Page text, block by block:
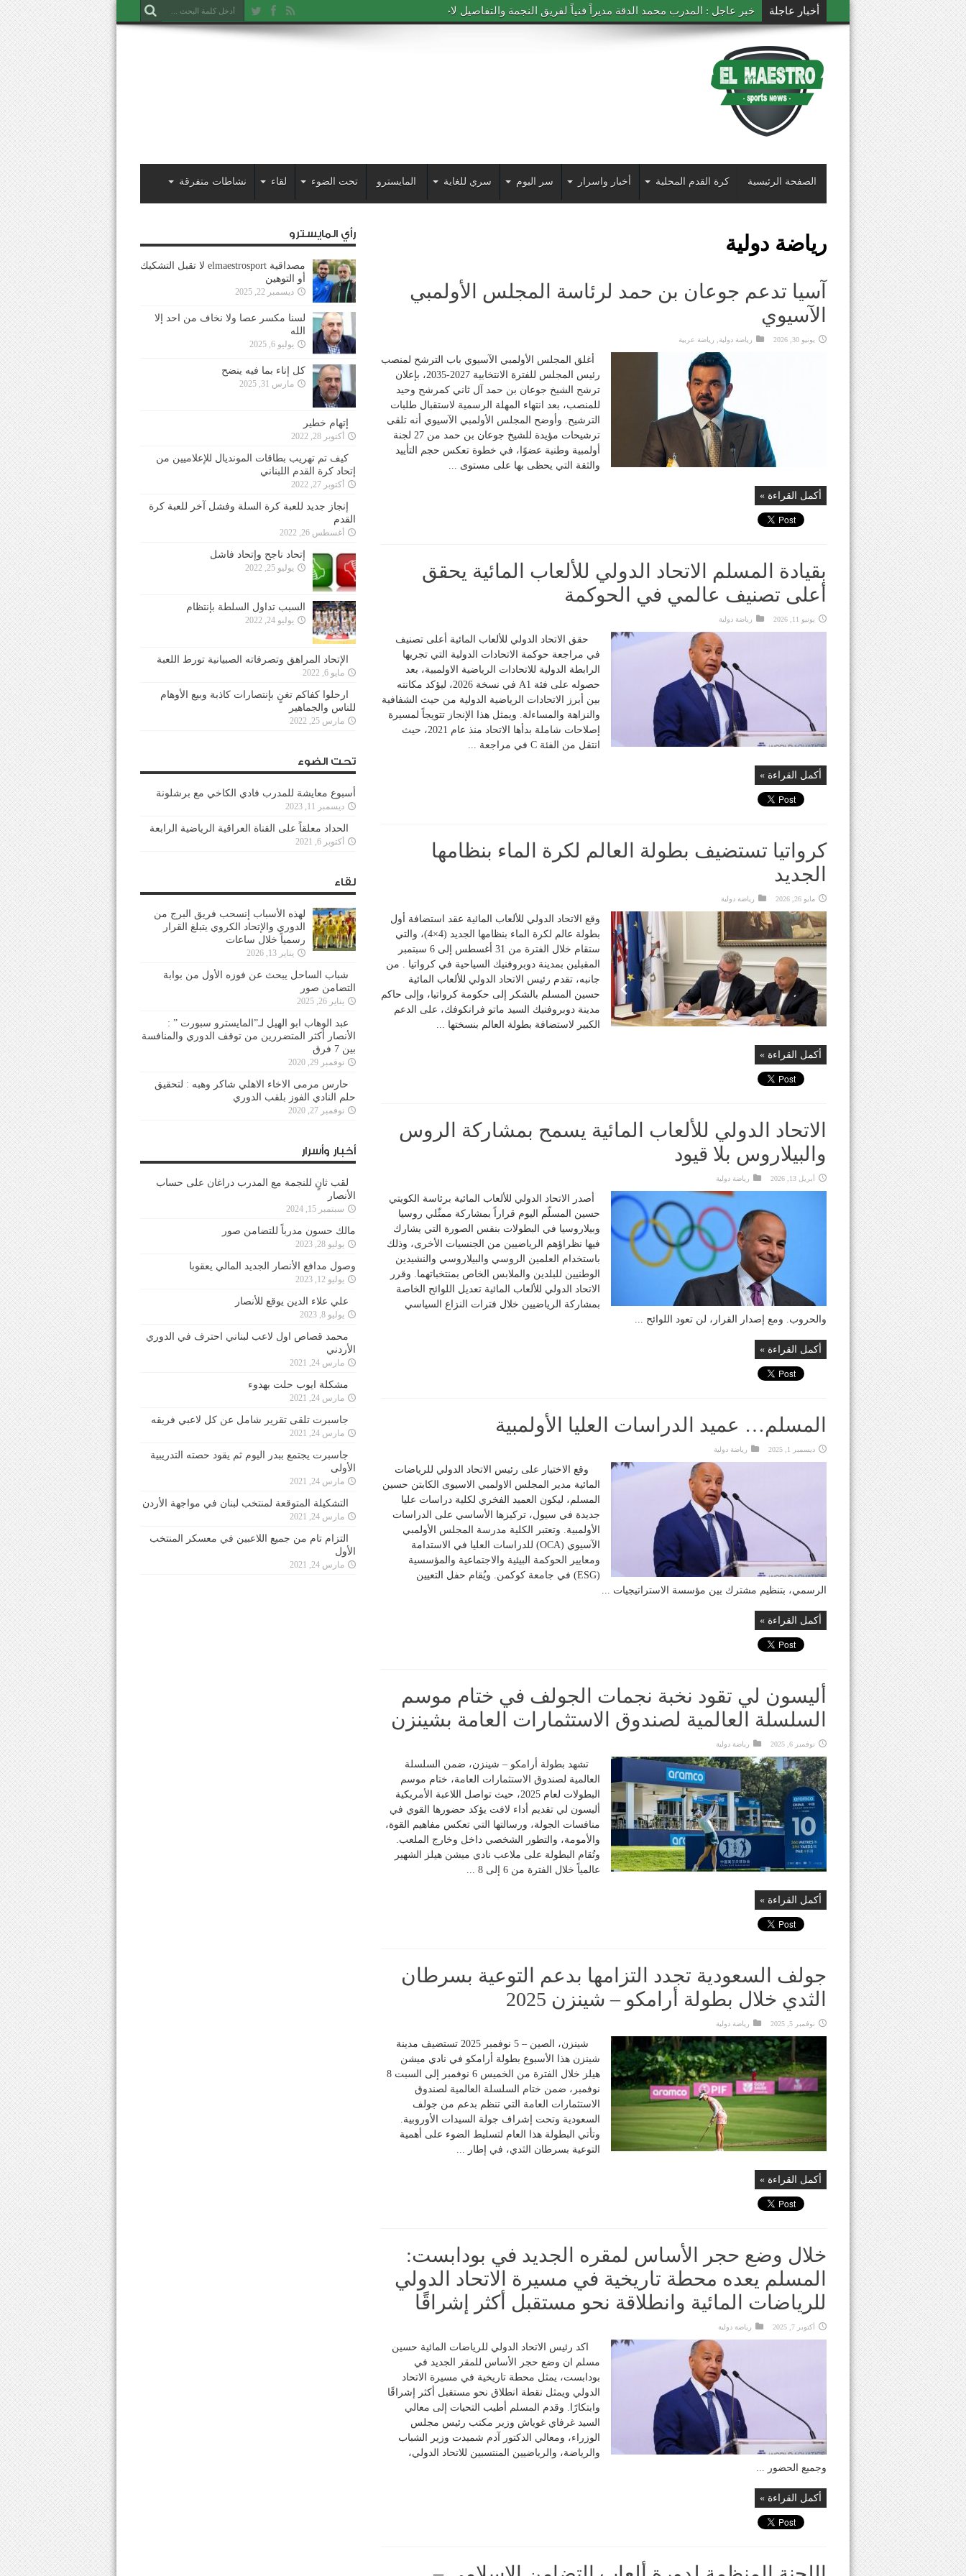
أخبار عاجلة خبر عاجل : المدرب محمد الدقة مديراً فنياً لفريق النجمة والتفاصيل لاحقاً
الصفحة الرئيسية كرة القدم المحلية أخبار واسرار سر اليوم سري للغاية المايسترو تحت الضوء لقاء نشاطات متفرقة
رياضة دولية
آسيا تدعم جوعان بن حمد لرئاسة المجلس الأولمبي
الآسيوي
يونيو 30, 2026 رياضة دولية رياضة عربية
أغلق المجلس الأولمبي الآسيوي باب الترشح لمنصب
رئيس المجلس للفترة الانتخابية 2027-2035، بإعلان
ترشح الشيخ جوعان بن حمد آل ثاني كمرشح وحيد
للمنصب، بعد انتهاء المهلة الرسمية لاستقبال طلبات
الترشيح. وأوضح المجلس الأولمبي الآسيوي أنه تلقى
ترشيحات مؤيدة للشيخ جوعان بن حمد من 27 لجنة
أولمبية وطنية عضوًا، في خطوة تعكس حجم التأييد
والثقة التي يحظى بها على مستوى ...
أكمل القراءة »
بقيادة المسلم الاتحاد الدولي للألعاب المائية يحقق
أعلى تصنيف عالمي في الحوكمة
يونيو 11, 2026 رياضة دولية
حقق الاتحاد الدولي للألعاب المائية أعلى تصنيف
في مراجعة حوكمة الاتحادات الدولية التي تجريها
الرابطة الدولية للاتحادات الرياضية الاولمبية، بعد
حصوله على فئة A1 في نسخة 2026، ليؤكد مكانته
بين أبرز الاتحادات الرياضية الدولية من حيث الشفافية
والنزاهة والمساءلة. ويمثل هذا الإنجاز تتويجاً لمسيرة
إصلاحات شاملة بدأها الاتحاد منذ عام 2021، حيث
انتقل من الفئة C في مراجعة ...
أكمل القراءة »
كرواتيا تستضيف بطولة العالم لكرة الماء بنظامها
الجديد
مايو 26, 2026 رياضة دولية
وقع الاتحاد الدولي للألعاب المائية عقد استضافة أول
بطولة عالم لكرة الماء بنظامها الجديد (4×4)، والتي
ستقام خلال الفترة من 31 أغسطس إلى 6 سبتمبر
المقبلين بمدينة دوبروفنيك السياحية في كرواتيا . من
جانبه، تقدم رئيس الاتحاد الدولي للألعاب المائية
حسين المسلم بالشكر إلى حكومة كرواتيا، وإلى حاكم
مدينة دوبروفنيك السيد ماتو فرانكوفك، على الدعم
الكبير لاستضافة بطولة العالم بنسختها ...
أكمل القراءة »
الاتحاد الدولي للألعاب المائية يسمح بمشاركة الروس
والبيلاروس بلا قيود
أبريل 13, 2026 رياضة دولية
أصدر الاتحاد الدولي للألعاب المائية برئاسة الكويتي
حسين المسلّم اليوم قراراً بمشاركة ممثّلي روسيا
وبيلاروسيا في البطولات بنفس الصورة التي يشارك
فيها نظراؤهم الرياضيين من الجنسيات الأخرى، وذلك
باستخدام العلمين الروسي والبيلاروسي والنشيدين
الوطنيين للبلدين والملابس الخاص بمنتخباتهما. وقرر
الاتحاد الدولي للألعاب المائية تعديل اللوائح الخاصة
بمشاركة الرياضيين خلال فترات النزاع السياسي
والحروب. ومع إصدار القرار، لن تعود اللوائح ...
أكمل القراءة »
المسلم… عميد الدراسات العليا الأولمبية
ديسمبر 1, 2025 رياضة دولية
وقع الاختيار على رئيس الاتحاد الدولي للرياضات
المائية مدير المجلس الاولمبي الاسيوى الكابتن حسين
المسلم، ليكون العميد الفخري لكلية دراسات عليا
جديدة في سيول، تركيزها الأساسي على الدراسات
الأولمبية. وتعتبر الكلية مدرسة المجلس الأولمبي
الآسيوي (OCA) للدراسات العليا في الاستدامة
ومعايير الحوكمة البيئية والاجتماعية والمؤسسية
(ESG) في جامعة كوكمن. ويُقام حفل التعيين
الرسمي، بتنظيم مشترك بين مؤسسة الاستراتيجيات ...
أكمل القراءة »
أليسون لي تقود نخبة نجمات الجولف في ختام موسم
السلسلة العالمية لصندوق الاستثمارات العامة بشينزن
نوفمبر 6, 2025 رياضة دولية
تشهد بطولة أرامكو – شينزن، ضمن السلسلة
العالمية لصندوق الاستثمارات العامة، ختام موسم
البطولات لعام 2025، حيث تواصل اللاعبة الأمريكية
أليسون لي تقديم أداء لافت يؤكد حضورها القوي في
منافسات الجولة، ورسالتها التي تعكس مفاهيم القوة،
والأمومة، والتطور الشخصي داخل وخارج الملعب.
وتُقام البطولة على ملاعب نادي ميشن هيلز الشهير
عالمياً خلال الفترة من 6 إلى 8 ...
أكمل القراءة »
جولف السعودية تجدد التزامها بدعم التوعية بسرطان
الثدي خلال بطولة أرامكو – شينزن 2025
نوفمبر 5, 2025 رياضة دولية
شينزن، الصين – 5 نوفمبر 2025 تستضيف مدينة
شينزن هذا الأسبوع بطولة أرامكو في نادي ميشن
هيلز خلال الفترة من الخميس 6 نوفمبر إلى السبت 8
نوفمبر، ضمن ختام السلسلة العالمية لصندوق
الاستثمارات العامة التي تنظم بدعم من جولف
السعودية وتحت إشراف جولة السيدات الأوروبية.
وتأتي البطولة هذا العام لتسليط الضوء على أهمية
التوعية بسرطان الثدي، في إطار ...
أكمل القراءة »
خلال وضع حجر الأساس لمقره الجديد في بودابست:
المسلم يعده محطة تاريخية في مسيرة الاتحاد الدولي
للرياضات المائية وانطلاقة نحو مستقبل أكثر إشراقًا
أكتوبر 7, 2025 رياضة دولية
اكد رئيس الاتحاد الدولي للرياضات المائية حسين
مسلم ان وضع حجر الأساس للمقر الجديد في
بودابست، يمثل محطة تاريخية في مسيرة الاتحاد
الدولي ويمثل نقطة انطلاق نحو مستقبل أكثر إشراقًا
وابتكارًا. وقدم المسلم أطيب التحيات إلى معالي
السيد غرفاي غوياش وزير مكتب رئيس مجلس
الوزراء، ومعالي الدكتور آدم شميدت وزير الشباب
والرياضة، والرياضيين المنتسبين للاتحاد الدولي،
وجميع الحضور ...
أكمل القراءة »
رأي المايسترو
مصداقية elmaestrosport لا تقبل التشكيك
أو التوهين
ديسمبر 22, 2025
لسنا مكسر عصا ولا نخاف من احد إلا
الله
يوليو 6, 2025
كل إناء بما فيه ينضح
مارس 31, 2025
إتهام خطير
أكتوبر 28, 2022
كيف تم تهريب بطاقات المونديال للإعلاميين من
إتحاد كرة القدم اللبناني
أكتوبر 27, 2022
إنجاز جديد للعبة كرة السلة وفشل آخر للعبة كرة
القدم
أغسطس 26, 2022
إتحاد ناجح وإتحاد فاشل
يوليو 25, 2022
السبب تداول السلطة بإنتظام
يوليو 24, 2022
الإتحاد المراهق وتصرفاته الصبيانية تورط اللعبة
مايو 6, 2022
ارحلوا كفاكم تغنٍ بإنتصارات كاذبة وبيع الأوهام
للناس والجماهير
مارس 25, 2022
تحت الضوء
أسبوع معايشة للمدرب فادي الكاخي مع برشلونة
ديسمبر 11, 2023
الحداد معلقاً على القناة العراقية الرياضية الرابعة
أكتوبر 6, 2021
لقاء
لهذه الأسباب إنسحب فريق البرج من
الدوري والإتحاد الكروي يتبلغ القرار
رسمياً خلال ساعات
يناير 13, 2026
شباب الساحل يبحث عن فوزه الأول من بوابة
التضامن صور
يناير 26, 2025
عبد الوهاب ابو الهيل لـ”المايسترو سبورت ” :
الأنصار أكثر المتضررين من توقف الدوري والمنافسة
بين 7 فرق
نوفمبر 29, 2020
حارس مرمى الاخاء الاهلي شاكر وهبه : لتحقيق
حلم النادي الفوز بلقب الدوري
نوفمبر 27, 2020
أخبار وأسرار
لقب ثانٍ للنجمة مع المدرب دراغان على حساب
الأنصار
سبتمبر 15, 2024
مالك حسون مدرباً للتضامن صور
يوليو 28, 2023
وصول مدافع الأنصار الجديد المالي يعقوبا
يوليو 12, 2023
علي علاء الدين يوقع للأنصار
يوليو 8, 2023
محمد قصاص اول لاعب لبناني احترف في الدوري
الأردني
مارس 24, 2021
مشكلة ايوب حلت بهدوء
مارس 24, 2021
جاسبرت تلقى تقرير شامل عن كل لاعبي فريقه
مارس 24, 2021
جاسبرت يجتمع ببدر اليوم ثم يقود حصته التدريبية
الأولى
مارس 24, 2021
التشكيلة المتوقعة لمنتخب لبنان في مواجهة الأردن
مارس 24, 2021
التزام تام من جميع اللاعبين في معسكر المنتخب
الأول
مارس 24, 2021